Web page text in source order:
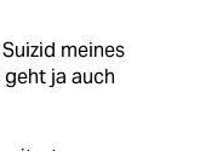
meines
ja auch